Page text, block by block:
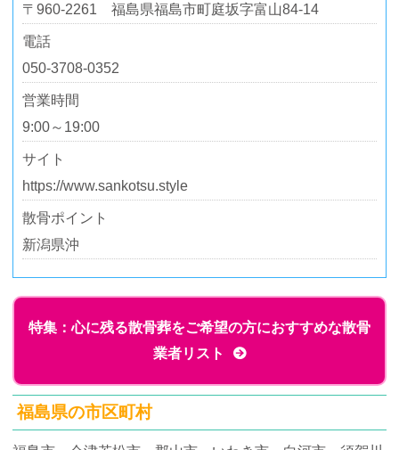
〒960-2261 福島県福島市町庭坂字富山84-14
電話
050-3708-0352
営業時間
9:00～19:00
サイト
https://www.sankotsu.style
散骨ポイント
新潟県沖
特集：心に残る散骨葬をご希望の方におすすめな散骨
業者リスト
福島県の市区町村